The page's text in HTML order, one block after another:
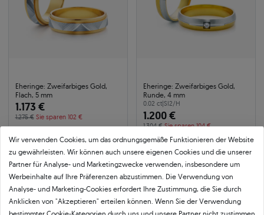
Eheringe: Zweifarbiges Gold,
Flach, 5 mm
1.173 €
1.275 € Sie sparen 102 €
Eheringe: Zweifarbiges Gold,
Runde, 4 mm
0.02 ct|SI2/H
1.200 €
1.304 € Sie sparen 104 €
-8% -8%
Wir verwenden Cookies, um das ordnungsgemäße Funktionieren der Website
zu gewährleisten. Wir können auch unsere eigenen Cookies und die unserer
Partner für Analyse- und Marketingzwecke verwenden, insbesondere um
Werbeinhalte auf Ihre Präferenzen abzustimmen. Die Verwendung von
Analyse- und Marketing-Cookies erfordert Ihre Zustimmung, die Sie durch
Anklicken von "Akzeptieren" erteilen können. Wenn Sie der Verwendung